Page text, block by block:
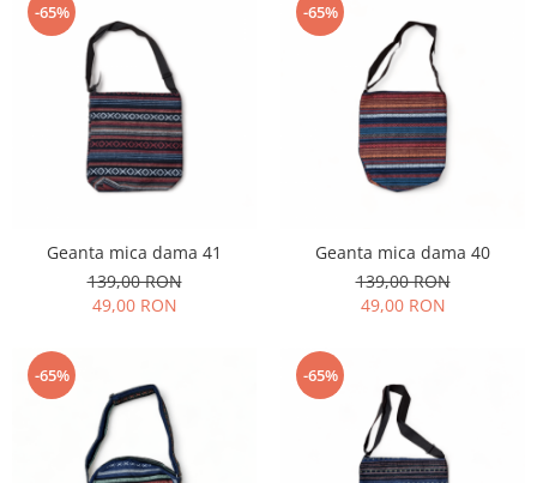
-65%
Geanta mica dama 41
139,00 RON
49,00 RON
-65%
Geanta mica dama 40
139,00 RON
49,00 RON
-65% -65%